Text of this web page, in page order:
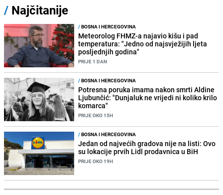
/ Najčitanije
/BOSNA I HERCEGOVINA
Meteorolog FHMZ-a najavio kišu i pad
temperatura: "Jedno od najsvježijih ljeta
posljednjih godina"
PRIJE 1 DAN
/BOSNA I HERCEGOVINA
Potresna poruka imama nakon smrti Aldine
Ljubunčić: "Dunjaluk ne vrijedi ni koliko krilo
komarca"
PRIJE OKO 15H
/BOSNA I HERCEGOVINA
Jedan od najvećih gradova nije na listi: Ovo
su lokacije prvih Lidl prodavnica u BiH
PRIJE OKO 19H